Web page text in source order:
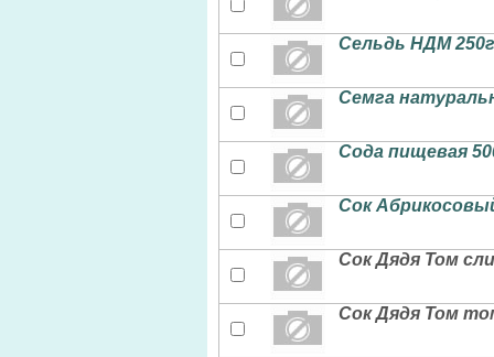
Сельдь НДМ
Семга
Сода пищевая
Сок
Сок Дядя Том
Сок Дядя Том